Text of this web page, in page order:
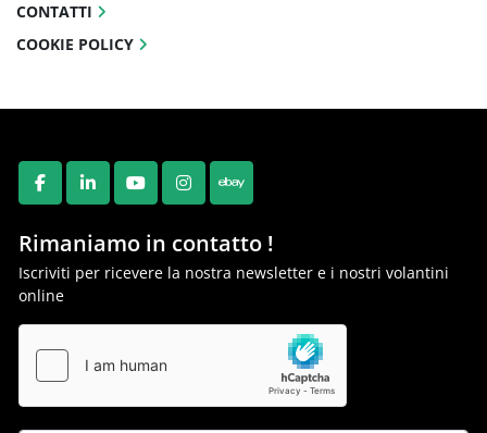
FACEBOOK
LINKEDINYOUTUBEINSTAGRAM
EBAY
Rimaniamo in contatto !
Iscriviti per ricevere la nostra newsletter e i nostri volantini
online
CONTATTI
COOKIE POLICY